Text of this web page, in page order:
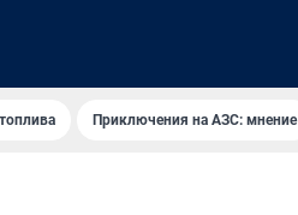
Приключения на АЗС: мнение